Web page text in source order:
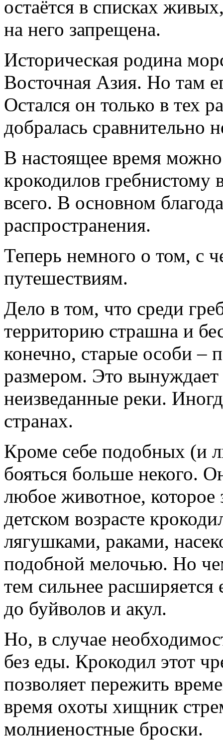
остаётся в списках
на него запрещена.
Историческая родина
Восточная Азия. Но там
Остался он только в тех
добралась сравнительно
В настоящее время можно
крокодилов
всего. В основном
распространения.
Теперь немного о том, с
путешествиям.
Дело в том, что среди
территорию страшна и
конечно, старые особи –
размером. Это
неизведанные реки.
странах.
Кроме себе подобных (и
бояться больше некого.
любое животное, которое
детском возрасте
лягушками, раками,
подобной мелочью. Но
тем сильнее
до буйволов и акул.
Но, в случае
без еды. Крокодил этот
позволяет пережить
время охоты хищник
молниеностные броски.